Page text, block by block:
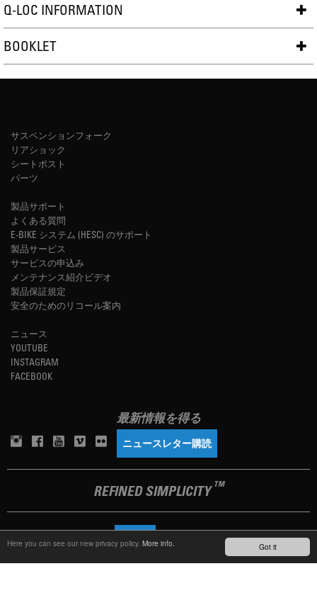
Got it
Here you can see our new privacy policy. More info.
Q-LOC INFORMATION
BOOKLET
サスペンションフォーク
リアショック
シートポスト
パーツ
製品サポート
よくある質問
E-BIKE システム (HESC) のサポート
製品サービス
サービスの申込み
メンテナンス紹介ビデオ
製品保証規定
安全のためのリコール案内
ニュース
YOUTUBE
INSTAGRAM
FACEBOOK
最新情報を得る
ニュースレター購読
REFINED SIMPLICITY TM
LANGUAGE
TERMS OF USE PRIVACY POLICY IMPRINT